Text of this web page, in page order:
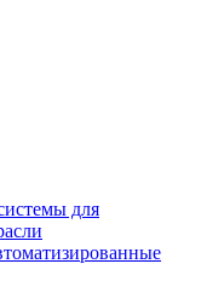
для